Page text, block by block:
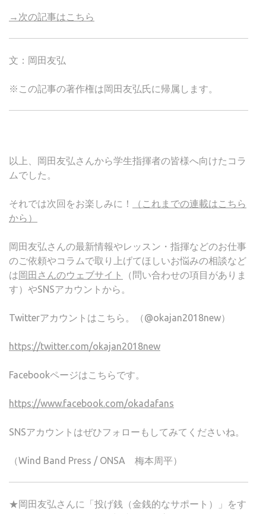
→次の記事はこちら
文：岡田友弘
※この記事の著作権は岡田友弘氏に帰属します。
以上、岡田友弘さんから学生指揮者の皆様へ向けたコラ
ムでした。
それでは次回をお楽しみに！
（これまでの連載はこちら
から）
岡田友弘さんの最新情報やレッスン・指揮などのお仕事
のご依頼やコラムで取り上げてほしいお悩みの相談など
は岡田さんのウェブサイト
（問い合わせの項目がありま
す）やSNSアカウントから。
Twitterアカウントはこちら。（@okajan2018new）
https://twitter.com/okajan2018new
Facebookページはこちらです。
https://www.facebook.com/okadafans
SNSアカウントはぜひフォローもしてみてくださいね。
（Wind Band Press / ONSA 梅本周平）
★岡田友弘さんに「投げ銭（金銭的なサポート）」をす